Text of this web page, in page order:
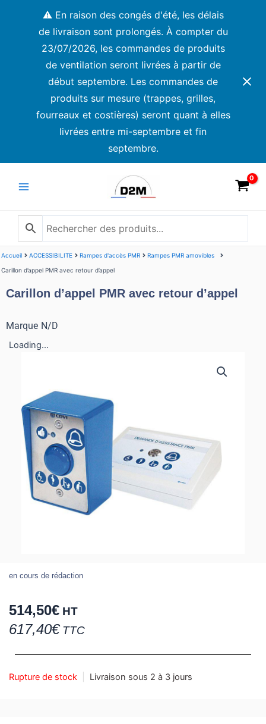
⚠️ En raison des congés d'été, les délais
de livraison sont prolongés. À compter du
23/07/2026, les commandes de produits
de ventilation seront livrées à partir de
début septembre. Les commandes de
produits sur mesure (trappes, grilles,
fourreaux et costières) seront quant à elles
livrées entre mi-septembre et fin
septembre.
Accueil ACCESSIBILITE Rampes d'accès PMR Rampes PMR amovibles
Carillon d’appel PMR avec retour d’appel
Carillon d’appel PMR avec retour d’appel
Marque N/D
Loading...
en cours de rédaction
514,50€ HT
617,40€TTC
Rupture de stock Livraison sous 2 à 3 jours